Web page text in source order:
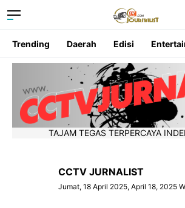
Trending Daerah Edisi
TAJAM TEGAS TERPERCAYA
CCTV JURNALIST
Jumat, 18 April 2025, April 18, 2025